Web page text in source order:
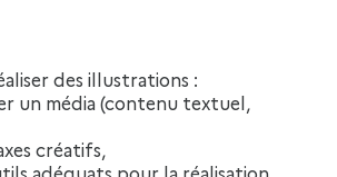
des illustrations :
un média (contenu textuel,
créatifs,